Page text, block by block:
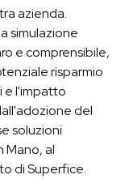
azienda.
simulazione
e comprensibile,
risparmio
e l'impatto
del
soluzioni
Mano, al
di Superfice.